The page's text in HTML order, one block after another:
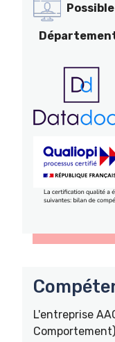
L'entreprise